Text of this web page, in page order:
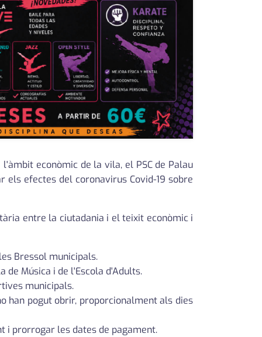
econòmic de la vila, el PSC de Palau
efectes del coronavirus Covid-19 sobre
entre la ciutadania i el teixit econòmic i
Bressol municipals.
de Música i de l'Escola d'Adults.
municipals.
han pogut obrir, proporcionalment als dies
i prorrogar les dates de pagament.